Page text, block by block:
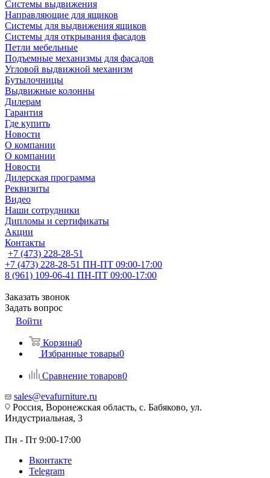
Системы выдвижения
Направляющие для ящиков
Системы для выдвижения ящиков
Системы для открывания фасадов
Петли мебельные
Подъемные механизмы для фасадов
Угловой выдвижной механизм
Бутылочницы
Выдвижные колонны
Дилерам
Гарантия
Где купить
Новости
О компании
О компании
Новости
Дилерская программа
Реквизиты
Видео
Наши сотрудники
Дипломы и сертификаты
Акции
Контакты
+7 (473) 228-28-51
+7 (473) 228-28-51 ПН-ПТ 09:00-17:00
8 (961) 109-06-41 ПН-ПТ 09:00-17:00
Заказать звонок
Задать вопрос
Войти
Корзина0
Избранные товары0
Сравнение товаров0
sales@evafurniture.ru
Россия, Воронежская область, с. Бабяково, ул.
Индустриальная, 3
Пн - Пт 9:00-17:00
Вконтакте
Telegram